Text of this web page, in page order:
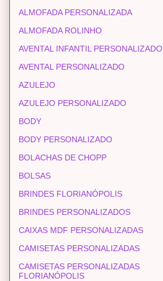
ALMOFADA PERSONALIZADA
ALMOFADA ROLINHO
AVENTAL INFANTIL PERSONALIZADO
AVENTAL PERSONALIZADO
AZULEJO
AZULEJO PERSONALIZADO
BODY
BODY PERSONALIZADO
BOLACHAS DE CHOPP
BOLSAS
BRINDES FLORIANÓPOLIS
BRINDES PERSONALIZADOS
CAIXAS MDF PERSONALIZADAS
CAMISETAS PERSONALIZADAS
CAMISETAS PERSONALIZADAS
FLORIANÓPOLIS